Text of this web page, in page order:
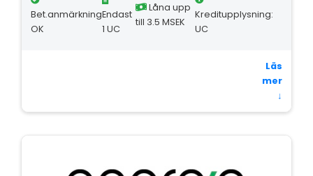
Bet.anmärkning
OK
Endast
1 UC
Låna upp
till 3.5 MSEK
Kreditupplysning:
UC
Läs
mer
↓